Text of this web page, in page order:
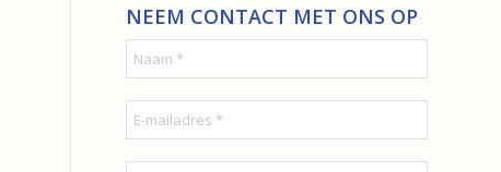
NEEM CONTACT MET ONS OP